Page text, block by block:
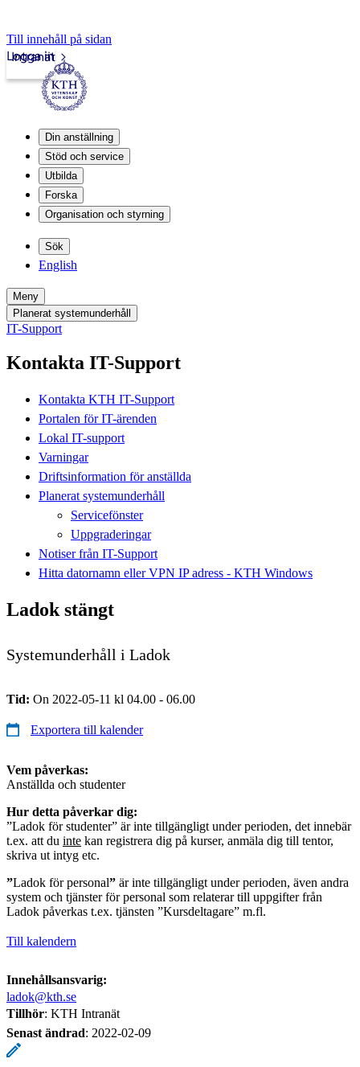
Till innehåll på sidan
Intranät
Logga in
Din anställning
Stöd och service
Utbilda
Forska
Organisation och styrning
Sök
English
Meny
Planerat systemunderhåll
IT-Support
Kontakta IT-Support
Kontakta KTH IT-Support
Portalen för IT-ärenden
Lokal IT-support
Varningar
Driftsinformation för anställda
Planerat systemunderhåll
Servicefönster
Uppgraderingar
Notiser från IT-Support
Hitta datornamn eller VPN IP adress - KTH Windows
Ladok stängt
Systemunderhåll i Ladok
Tid: On 2022-05-11 kl 04.00 - 06.00
Exportera till kalender
Vem påverkas:
Anställda och studenter
Hur detta påverkar dig:
”Ladok för studenter” är inte tillgängligt under perioden, det innebär
t.ex. att du inte kan registrera dig på kurser, anmäla dig till tentor,
skriva ut intyg etc.
”Ladok för personal” är inte tillgängligt under perioden, även andra
system och tjänster för personal som relaterar till uppgifter från
Ladok påverkas t.ex. tjänsten ”Kursdeltagare” m.fl.
Till kalendern
Innehållsansvarig:
ladok@kth.se
Tillhör: KTH Intranät
Senast ändrad: 2022-02-09